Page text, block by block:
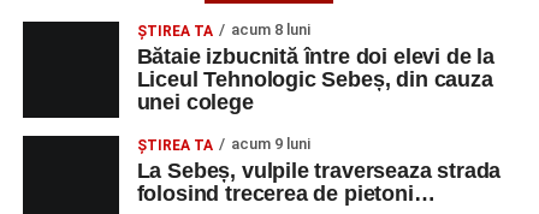
ŞTIREA TA acum 8 luni
Bătaie izbucnită între doi elevi de la
Liceul Tehnologic Sebeș, din cauza
unei colege
ŞTIREA TA acum 9 luni
La Sebeș, vulpile traverseaza strada
folosind trecerea de pietoni…